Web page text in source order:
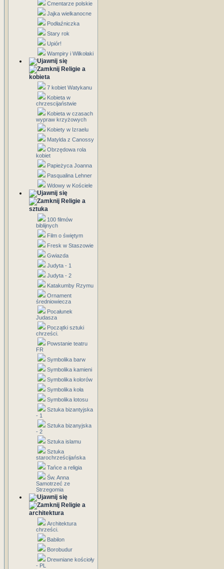
Cmentarze polskie
Jajka wielkanocne
Podłaźniczka
Stary rok
Upiór!
Wampiry i Wilkołaki
Religie a
kobieta
7 kobiet Watykanu
Kobieta w
chrzescijaństwie
Kobieta w czasach
wypraw krzyżowych
Kobiety w Izraelu
Matylda z Canossy
Obrzędowa rola
kobiet
Papieżyca Joanna
Pasqualina Lehner
Wdowy w Kościele
Religie a
sztuka
100 filmów
biblijnych
Film o świętym
Fresk w Staszowie
Gwiazda
Judyta - 1
Judyta - 2
Katakumby Rzymu
Ornament
średniowiecza
Pocałunek
Judasza
Początki sztuki
chrześci.
Powstanie teatru
FR
Symbolika barw
Symbolika kamieni
Symbolika kolorów
Symbolika koła
Symbolika lotosu
Sztuka bizantyjska
- 1
Sztuka bizanyjska
- 2
Sztuka islamu
Sztuka
starochrześcijańska
Tańce a religia
Św. Anna
Samotrzeć ze
Strzegomia
Religie a
architektura
Architektura
chrześci.
Babilon
Borobudur
Drewniane kościoły
- PL